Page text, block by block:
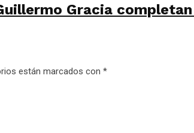
Gracia
están marcados con *